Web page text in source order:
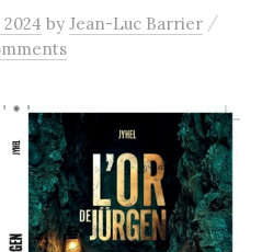
by Jean-Luc Barrier /